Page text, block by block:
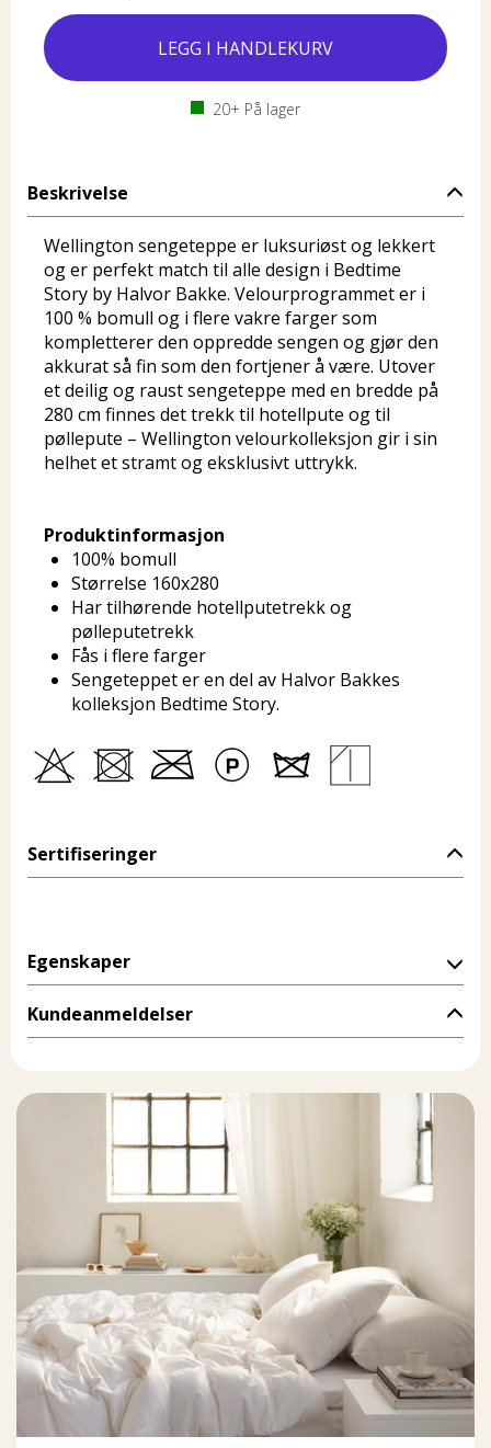
20+ På lager
Beskrivelse
Wellington sengeteppe er luksuriøst og lekkert
og er perfekt match til alle design i Bedtime
Story by Halvor Bakke. Velourprogrammet er i
100 % bomull og i flere vakre farger som
kompletterer den oppredde sengen og gjør den
akkurat så fin som den fortjener å være. Utover
et deilig og raust sengeteppe med en bredde på
280 cm finnes det trekk til hotellpute og til
pøllepute – Wellington velourkolleksjon gir i sin
helhet et stramt og eksklusivt uttrykk.
Produktinformasjon
100% bomull
Størrelse 160x280
Har tilhørende hotellputetrekk og
pølleputetrekk
Fås i flere farger
Sengeteppet er en del av Halvor Bakkes
kolleksjon Bedtime Story.
Sertifiseringer
Egenskaper
Kundeanmeldelser